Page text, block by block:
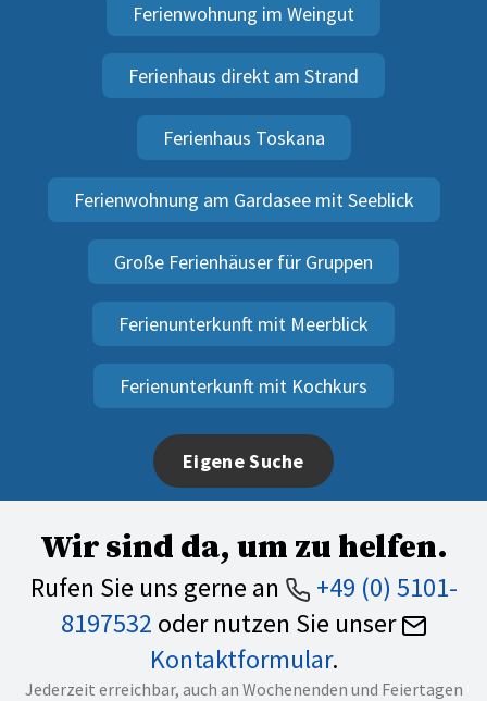
Ferienwohnung im Weingut
Ferienhaus direkt am Strand
Ferienhaus Toskana
Ferienwohnung am Gardasee mit Seeblick
Große Ferienhäuser für Gruppen
Ferienunterkunft mit Meerblick
Ferienunterkunft mit Kochkurs
Eigene Suche
Wir sind da, um zu helfen.
Rufen Sie uns gerne an
+49 (0) 5101-
8197532 oder nutzen Sie unser
Kontaktformular.
Jederzeit erreichbar, auch an Wochenenden und Feiertagen